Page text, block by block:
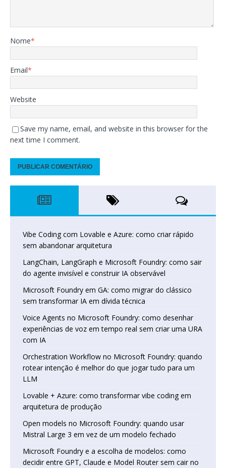
Nome*
Email*
Website
Save my name, email, and website in this browser for the
next time I comment.
Vibe Coding com Lovable e Azure: como criar rápido
sem abandonar arquitetura
LangChain, LangGraph e Microsoft Foundry: como sair
do agente invisível e construir IA observável
Microsoft Foundry em GA: como migrar do clássico
sem transformar IA em dívida técnica
Voice Agents no Microsoft Foundry: como desenhar
experiências de voz em tempo real sem criar uma URA
com IA
Orchestration Workflow no Microsoft Foundry: quando
rotear intenção é melhor do que jogar tudo para um
LLM
Lovable + Azure: como transformar vibe coding em
arquitetura de produção
Open models no Microsoft Foundry: quando usar
Mistral Large 3 em vez de um modelo fechado
Microsoft Foundry e a escolha de modelos: como
decidir entre GPT, Claude e Model Router sem cair no